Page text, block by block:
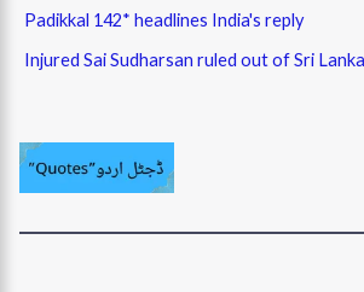
Padikkal 142* headlines India's reply
Injured Sai Sudharsan ruled out of Sri